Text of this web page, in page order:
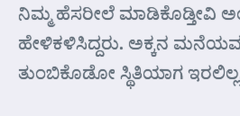
ನಿಮ್ಮ ಹೆಸರೀಲೆ ಮಾಡಿಕೊಡ್ತೀವಿ
ಹೇಳಿಕಳಿಸಿದ್ದರು. ಅಕ್ಕನ
ತುಂಬಿಕೊಡೋ ಸ್ಥಿತಿಯಾಗ